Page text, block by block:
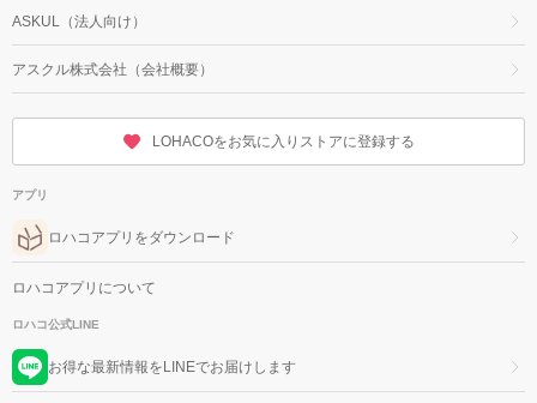
ASKUL（法人向け）
アスクル株式会社（会社概要）
LOHACOをお気に入りストアに登録する
アプリ
ロハコアプリをダウンロード
ロハコアプリについて
ロハコ公式LINE
お得な最新情報をLINEでお届けします